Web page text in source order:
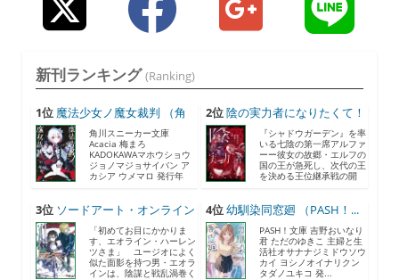
新刊ランキング (Ranking)
1位 魔法少女ノ魔女裁判 （角
川...
角川スニーカー文庫
Acacia 梅まろ
KADOKAWAマホウショウ
ジョノマジョサイバン ア
カシア ウメマロ 発行年
2位陰の実力者になりたくて！
...
『シャドウガーデン』を率
いる七陰の第一席アルファ
ーー彼女の故郷・エルフの
国の王が急死し、次代の王
を決める王位継承戦の開
3位 ソードアート・オンライン
2...
「初めてお目にかかりま
す、エオライン・ハーレン
ツさま」 ユージオによく
似た面影を持つ男・エオラ
インは、陰謀と戦乱渦巻く
4位幼馴染同窓廻 （PASH！...
PASH！文庫 吉野おいなり
君 ただのゆきこ 主婦と生
活社オサナナジミドウソウ
カイ ヨシノオイナリクン
タダノユキコ 発...